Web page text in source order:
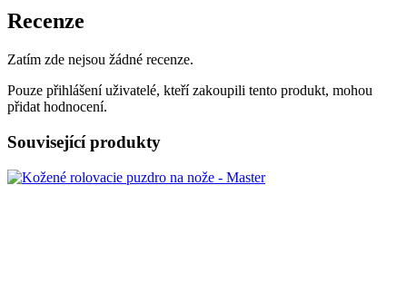
Recenze
Zatím zde nejsou žádné recenze.
Pouze přihlášení uživatelé, kteří zakoupili tento produkt, mohou
přidat hodnocení.
Související produkty